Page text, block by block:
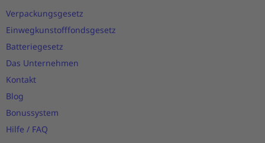
Verpackungsgesetz
Einwegkunstofffondsgesetz
Batteriegesetz
Das Unternehmen
Kontakt
Blog
Bonussystem
Hilfe / FAQ